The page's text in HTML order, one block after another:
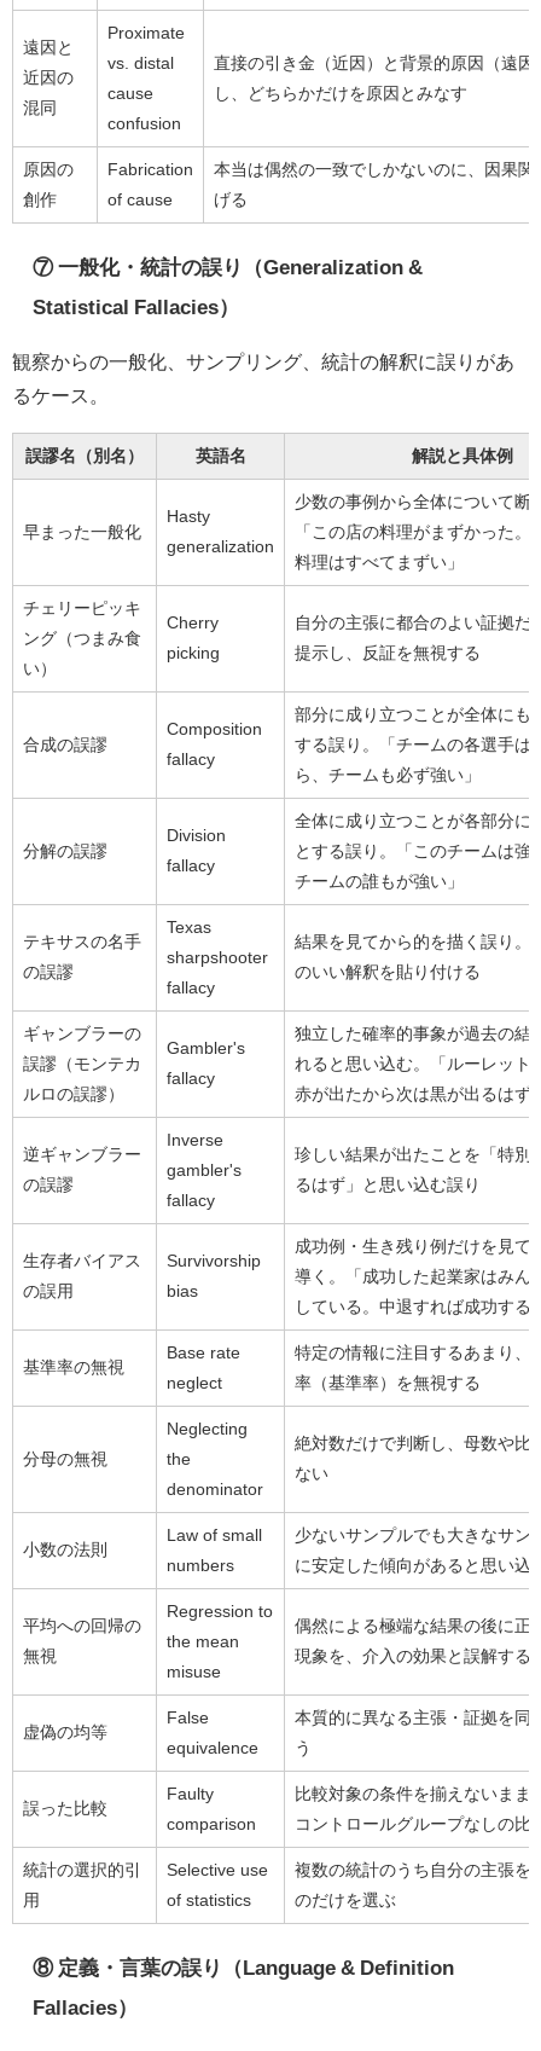
遠因と
近因の
混同
Proximate
vs. distal
cause
confusion
直接の引き金（近因）と背景的原因（遠因
し、どちらかだけを原因とみなす
原因の
創作
Fabrication
of cause
本当は偶然の一致でしかないのに、因果関
げる
⑦ 一般化・統計の誤り（Generalization &
Statistical Fallacies）
観察からの一般化、サンプリング、統計の解釈に誤りがあ
るケース。
誤謬名（別名） 英語名 解説と具体例
早まった一般化
Hasty
generalization
少数の事例から全体について断
「この店の料理がまずかった。
料理はすべてまずい」
チェリーピッキ
ング（つまみ食
い）
Cherry
picking
自分の主張に都合のよい証拠だ
提示し、反証を無視する
合成の誤謬
Composition
fallacy
部分に成り立つことが全体にも
する誤り。「チームの各選手は
ら、チームも必ず強い」
分解の誤謬
Division
fallacy
全体に成り立つことが各部分に
とする誤り。「このチームは強
チームの誰もが強い」
テキサスの名手
の誤謬
Texas
sharpshooter
fallacy
結果を見てから的を描く誤り。
のいい解釈を貼り付ける
ギャンブラーの
誤謬（モンテカ
ルロの誤謬）
Gambler's
fallacy
独立した確率的事象が過去の結
れると思い込む。「ルーレット
赤が出たから次は黒が出るはず
逆ギャンブラー
の誤謬
Inverse
gambler's
fallacy
珍しい結果が出たことを「特別
るはず」と思い込む誤り
生存者バイアス
の誤用
Survivorship
bias
成功例・生き残り例だけを見て
導く。「成功した起業家はみん
している。中退すれば成功する
基準率の無視
Base rate
neglect
特定の情報に注目するあまり、
率（基準率）を無視する
分母の無視
Neglecting
the
denominator
絶対数だけで判断し、母数や比
ない
小数の法則
Law of small
numbers
少ないサンプルでも大きなサン
に安定した傾向があると思い込
平均への回帰の
無視
Regression to
the mean
misuse
偶然による極端な結果の後に正
現象を、介入の効果と誤解する
虚偽の均等
False
equivalence
本質的に異なる主張・証拠を同
う
誤った比較
Faulty
comparison
比較対象の条件を揃えないまま
コントロールグループなしの比
統計の選択的引
用
Selective use
of statistics
複数の統計のうち自分の主張を
のだけを選ぶ
⑧ 定義・言葉の誤り（Language & Definition
Fallacies）